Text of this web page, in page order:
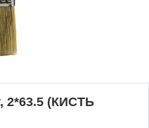
2*63.5 (КИСТЬ